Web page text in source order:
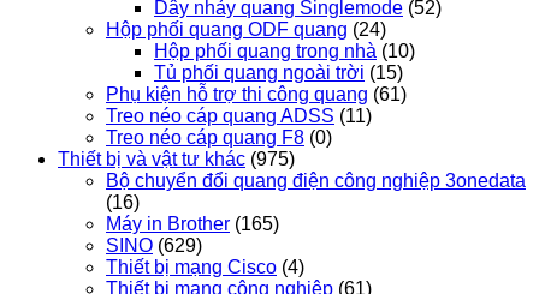
Dây nhảy quang Singlemode (52)
Hộp phối quang ODF quang (24)
Hộp phối quang trong nhà (10)
Tủ phối quang ngoài trời (15)
Phụ kiện hỗ trợ thi công quang (61)
Treo néo cáp quang ADSS (11)
Treo néo cáp quang F8 (0)
Thiết bị và vật tư khác (975)
Bộ chuyển đổi quang điện công nghiệp 3onedata
(16)
Máy in Brother (165)
SINO (629)
Thiết bị mạng Cisco (4)
Thiết bị mạng công nghiệp (61)